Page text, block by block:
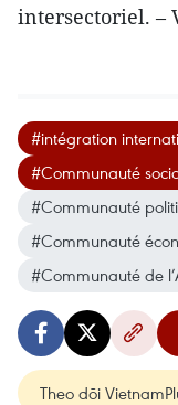
intersectoriel. –
#intégration
#Communauté
#Communauté
#Communauté
#Communauté de
Theo dõi